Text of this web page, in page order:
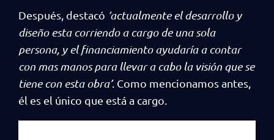
Después, destacó ‘actualmente el desarrollo y
diseño esta corriendo a cargo de una sola
persona, y el financiamiento ayudaría a contar
con mas manos para llevar a cabo la visión que se
tiene con esta obra’. Como mencionamos antes,
él es el único que está a cargo.